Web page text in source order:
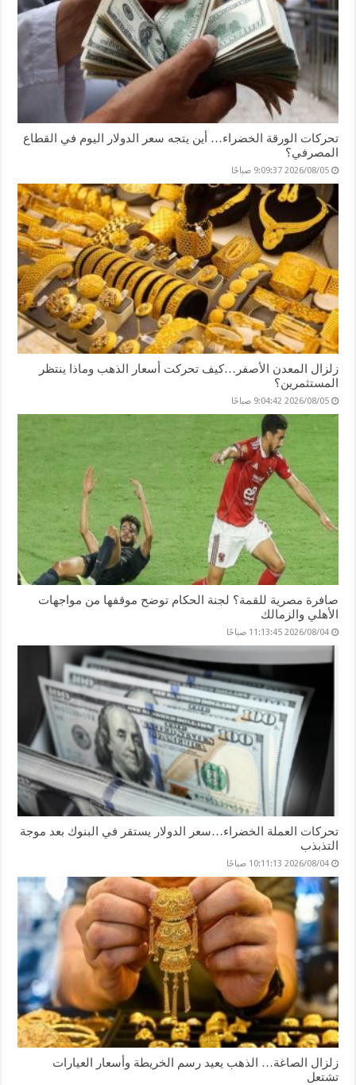
تحركات الورقة الخضراء… أين يتجه سعر الدولار اليوم في القطاع
المصرفي؟
2026/08/05 9:09:37 صباحًا
زلزال المعدن الأصفر…كيف تحركت أسعار الذهب وماذا ينتظر
المستثمرين؟
2026/08/05 9:04:42 صباحًا
صافرة مصرية للقمة؟ لجنة الحكام توضح موقفها من مواجهات
الأهلي والزمالك
2026/08/04 11:13:45 صباحًا
تحركات العملة الخضراء…سعر الدولار يستقر في البنوك بعد موجة
التذبذب
2026/08/04 10:11:13 صباحًا
زلزال الصاغة… الذهب يعيد رسم الخريطة وأسعار العيارات
تشتعل